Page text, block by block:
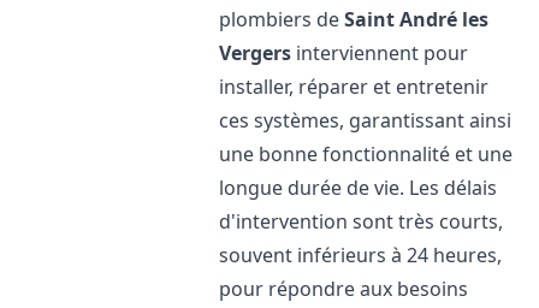
plombiers deSaint André les
Vergers interviennent pour
installer, réparer et entretenir
ces systèmes, garantissant ainsi
une bonne fonctionnalité et une
longue durée de vie. Les délais
d'intervention sont très courts,
souvent inférieurs à 24 heures,
pour répondre aux besoins